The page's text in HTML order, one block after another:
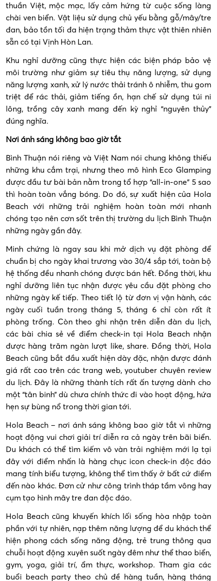
thuần Việt, mộc mạc, lấy cảm hứng từ cuộc sống làng
chài ven biển. Vật liệu sử dụng chủ yếu bằng gỗ/mây/tre
đan, bảo tồn tối đa hiện trạng thảm thực vật thiên nhiên
sẵn có tại Vịnh Hòn Lan.
Khu nghỉ dưỡng cũng thực hiện các biện pháp bảo vệ
môi trường như giảm sự tiêu thụ năng lượng, sử dụng
năng lượng xanh, xử lý nước thải tránh ô nhiễm, thu gom
triệt để rác thải, giảm tiếng ồn, hạn chế sử dụng túi ni
lông, trồng cây xanh mang đến kỳ nghỉ “nguyên thủy”
đúng nghĩa.
Nơi ánh sáng không bao giờ tắt
Bình Thuận nói riêng và Việt Nam nói chung không thiếu
những khu cắm trại, nhưng theo mô hình Eco Glamping
được đầu tư bài bản nằm trong tổ hợp “all-in-one” 5 sao
thì hoàn toàn vắng bóng. Do đó, sự xuất hiện của Hola
Beach với những trải nghiệm hoàn toàn mới nhanh
chóng tạo nên cơn sốt trên thị trường du lịch Bình Thuận
những ngày gần đây.
Minh chứng là ngay sau khi mở dịch vụ đặt phòng để
chuẩn bị cho ngày khai trương vào 30/4 sắp tới, toàn bộ
hệ thống đều nhanh chóng được bán hết. Đồng thời, khu
nghỉ dưỡng liên tục nhận được yêu cầu đặt phòng cho
những ngày kế tiếp. Theo tiết lộ từ đơn vị vận hành, các
ngày cuối tuần trong tháng 5, tháng 6 chỉ còn rất ít
phòng trống. Còn theo ghi nhận trên diễn đàn du lịch,
các bài chia sẻ về điểm check-in tại Hola Beach nhận
được hàng trăm ngàn lượt like, share. Đồng thời, Hola
Beach cũng bắt đầu xuất hiện dày đặc, nhận được đánh
giá rất cao trên các trang web, youtuber chuyên review
du lịch. Đây là những thành tích rất ấn tượng dành cho
một “tân binh” dù chưa chính thức đi vào hoạt động, hứa
hẹn sự bùng nổ trong thời gian tới.
Hola Beach – nơi ánh sáng không bao giờ tắt vì những
hoạt động vui chơi giải trí diễn ra cả ngày trên bãi biển.
Du khách có thể tìm kiếm vô vàn trải nghiệm mới lạ tại
đây với điểm nhấn là hàng chục icon check-in độc đáo
mang tính biểu tượng, không thể tìm thấy ở bất cứ điểm
đến nào khác. Đơn cử như công trình tháp tầm vông hay
cụm tạo hình mây tre đan độc đáo.
Hola Beach cũng khuyến khích lối sống hòa nhập toàn
phần với tự nhiên, nạp thêm năng lượng để du khách thể
hiện phong cách sống năng động, trẻ trung thông qua
chuỗi hoạt động xuyên suốt ngày đêm như thể thao biển,
gym, yoga, giải trí, ẩm thực, workshop. Tham gia các
buổi beach party theo chủ đề hàng tuần, hàng tháng